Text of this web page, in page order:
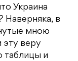
Украина
Наверняка, в
мною
эту веру
таблицы и